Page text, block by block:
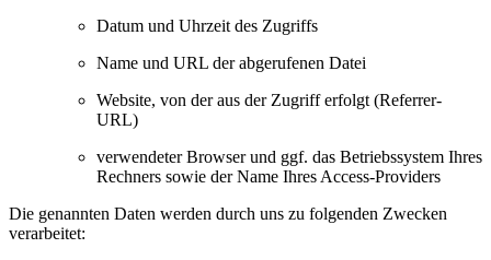
Datum und Uhrzeit des Zugriffs
Name und URL der abgerufenen Datei
Website, von der aus der Zugriff erfolgt (Referrer-
URL)
verwendeter Browser und ggf. das Betriebssystem Ihres
Rechners sowie der Name Ihres Access-Providers
Die genannten Daten werden durch uns zu folgenden Zwecken
verarbeitet: